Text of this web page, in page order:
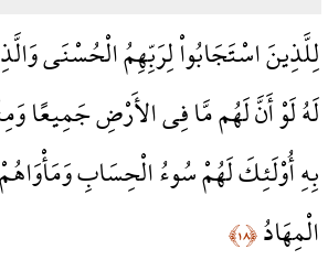
لِلَّذِينَ اسْتَجَابُواْ لِرَبِّهِمُ الْحُسْنَى
لَهُ لَوْ أَنَّ لَهُم مَّا فِي الأَرْضِ جَمِيعًا
بِهِ أُوْلَئِكَ لَهُمْ سُوءُ الْحِسَابِ
الْمِهَادُ﴿١٨﴾